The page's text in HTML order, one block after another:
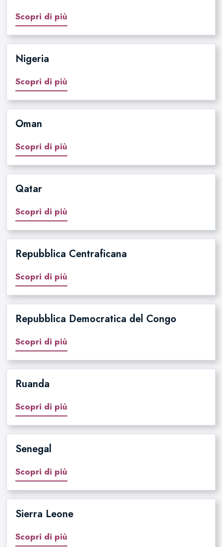
Scopri di più
Nigeria
Scopri di più
Oman
Scopri di più
Qatar
Scopri di più
Repubblica Centraficana
Scopri di più
Repubblica Democratica del Congo
Scopri di più
Ruanda
Scopri di più
Senegal
Scopri di più
Sierra Leone
Scopri di più